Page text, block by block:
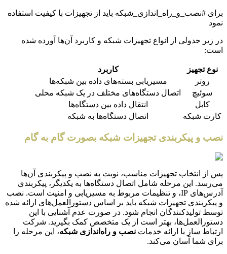
برای #نصب_و_راه_اندازی_شبکه باید از تجهیزات با کیفیت استفاده
نمود
در زیر جدولی از انواع تجهیزات شبکه و کاربرد آن‌ها آورده شده
است:
نوع تجهیز
کاربرد
روتر
مسیریابی بسته‌های داده بین شبکه‌ها
سوئیچ
اتصال دستگاه‌های مختلف در یک شبکه محلی
کابل
انتقال داده بین دستگاه‌ها
کارت شبکه
اتصال دستگاه‌ها به شبکه
نصب و پیکربندی تجهیزات شبکه بصورت گام به گام
پس از انتخاب تجهیزات مناسب، نوبت به نصب و پیکربندی آن‌ها
می‌رسد. این مرحله شامل اتصال دستگاه‌ها به یکدیگر، پیکربندی
آدرس‌های IP، و تنظیمات مربوط به مسیریابی و امنیت است. نصب
و پیکربندی تجهیزات شبکه باید بر اساس دستورالعمل‌های ارائه شده
توسط تولیدکنندگان انجام شود. در صورت عدم آشنایی با این
دستورالعمل‌ها، بهتر است از یک متخصص کمک بگیرید. شرکت
ارتباط ساز با ارائه خدمات نصب و راه‌اندازی شبکه، این مرحله را
برای شما آسان می‌کند.